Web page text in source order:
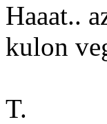
Haaat..
kulon
T.